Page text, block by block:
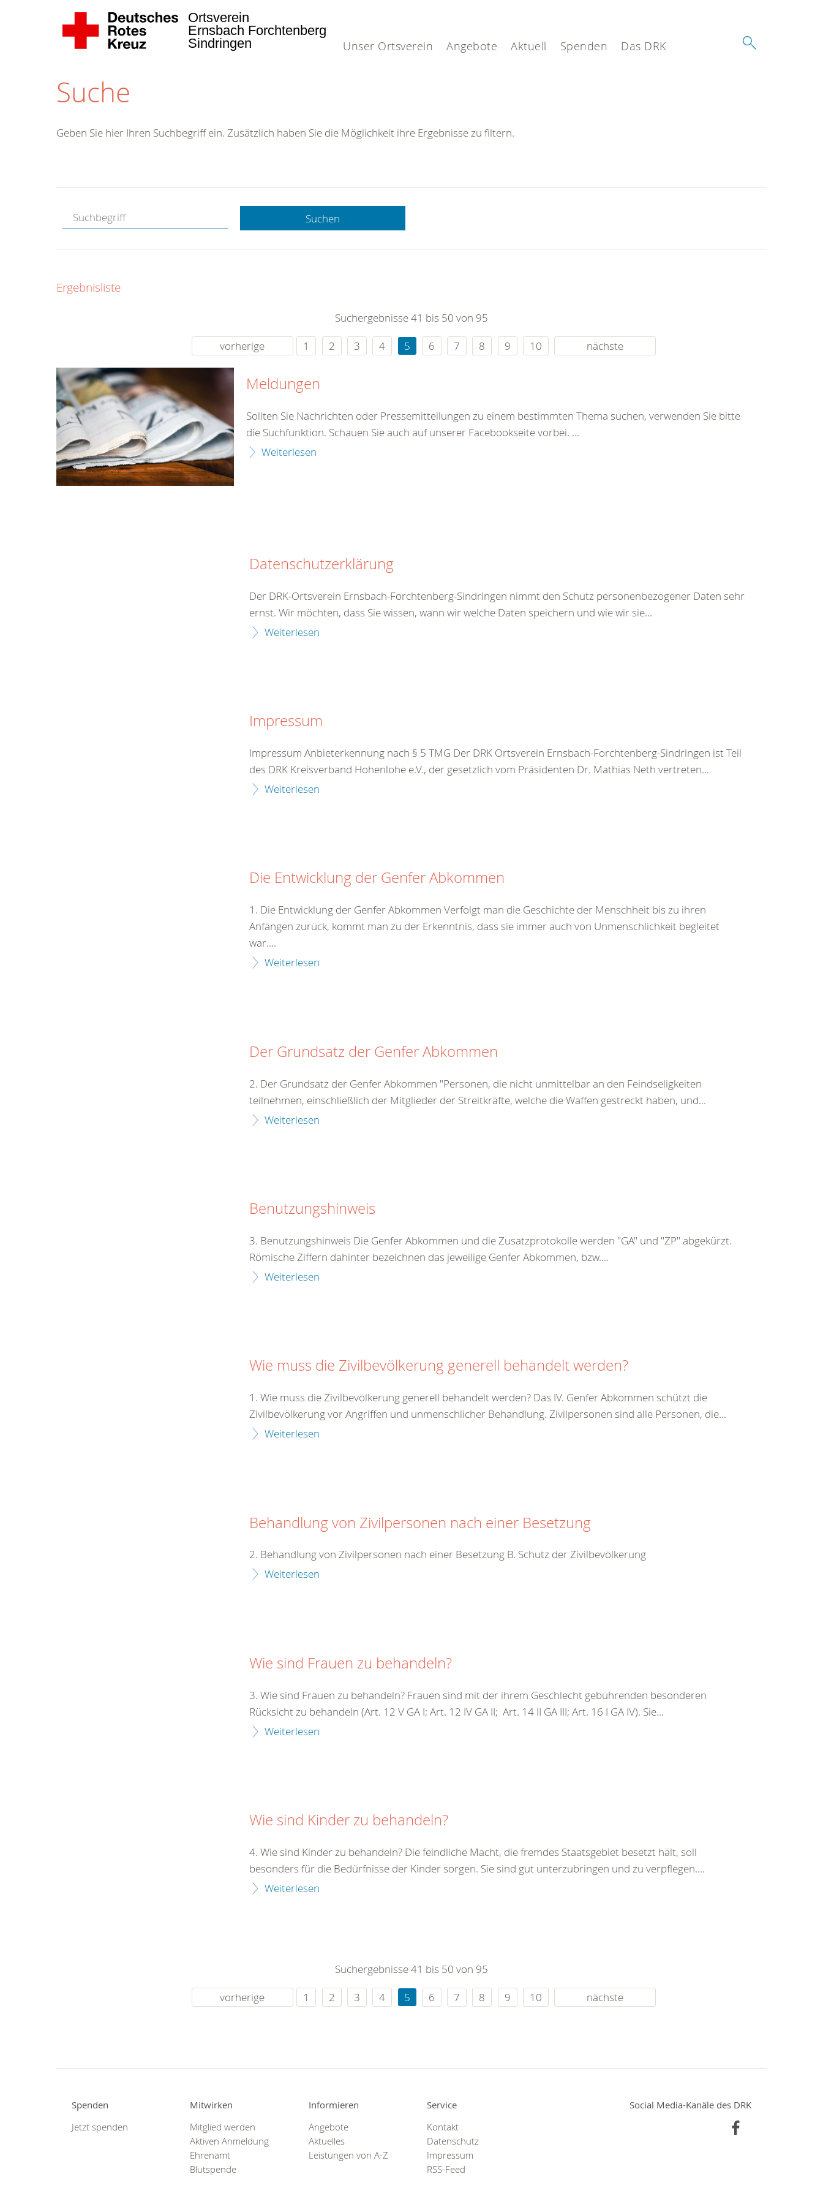
Unser Ortsverein Angebote Aktuell Spenden Das DRK
Ortsverein
Ernsbach Forchtenberg
Sindringen
Suche
Hotline.
gerne.
rund um die Uhr
Geben Sie hier Ihren Suchbegriff ein. Zusätzlich haben Sie die Möglichkeit ihre Ergebnisse zu filtern.
Suchen
Ergebnisliste
Suchergebnisse 41 bis 50 von 95
vorherige
1 2 3 4 5 6 7 8 9 10 nächste
Meldungen
Sollten Sie Nachrichten oder Pressemitteilungen zu einem bestimmten Thema suchen, verwenden Sie bitte
die Suchfunktion. Schauen Sie auch auf unserer Facebookseite vorbei. ...
Weiterlesen
Datenschutzerklärung
Der DRK-Ortsverein Ernsbach-Forchtenberg-Sindringen nimmt den Schutz personenbezogener Daten sehr
ernst. Wir möchten, dass Sie wissen, wann wir welche Daten speichern und wie wir sie...
Weiterlesen
Impressum
Impressum Anbieterkennung nach § 5 TMG Der DRK Ortsverein Ernsbach-Forchtenberg-Sindringen ist Teil
des DRK Kreisverband Hohenlohe e.V., der gesetzlich vom Präsidenten Dr. Mathias Neth vertreten...
Weiterlesen
Die Entwicklung der Genfer Abkommen
1. Die Entwicklung der Genfer Abkommen Verfolgt man die Geschichte der Menschheit bis zu ihren
Anfängen zurück, kommt man zu der Erkenntnis, dass sie immer auch von Unmenschlichkeit begleitet
war....
Weiterlesen
Der Grundsatz der Genfer Abkommen
2. Der Grundsatz der Genfer Abkommen "Personen, die nicht unmittelbar an den Feindseligkeiten
teilnehmen, einschließlich der Mitglieder der Streitkräfte, welche die Waffen gestreckt haben, und...
Weiterlesen
Benutzungshinweis
3. Benutzungshinweis Die Genfer Abkommen und die Zusatzprotokolle werden "GA" und "ZP" abgekürzt.
Römische Ziffern dahinter bezeichnen das jeweilige Genfer Abkommen, bzw....
Weiterlesen
Wie muss die Zivilbevölkerung generell behandelt werden?
1. Wie muss die Zivilbevölkerung generell behandelt werden? Das IV. Genfer Abkommen schützt die
Zivilbevölkerung vor Angriffen und unmenschlicher Behandlung. Zivilpersonen sind alle Personen, die...
Weiterlesen
Behandlung von Zivilpersonen nach einer Besetzung
2. Behandlung von Zivilpersonen nach einer Besetzung B. Schutz der Zivilbevölkerung
Weiterlesen
Wie sind Frauen zu behandeln?
3. Wie sind Frauen zu behandeln? Frauen sind mit der ihrem Geschlecht gebührenden besonderen
Rücksicht zu behandeln (Art. 12 V GA I; Art. 12 IV GA II; Art. 14 II GA III; Art. 16 I GA IV). Sie...
Weiterlesen
Wie sind Kinder zu behandeln?
4. Wie sind Kinder zu behandeln? Die feindliche Macht, die fremdes Staatsgebiet besetzt hält, soll
besonders für die Bedürfnisse der Kinder sorgen. Sie sind gut unterzubringen und zu verpflegen....
Weiterlesen
Suchergebnisse 41 bis 50 von 95
vorherige
1 2 3 4 5 6 7 8 9 10 nächste
Spenden
Jetzt spenden
Mitwirken
Mitglied werden
Aktiven Anmeldung
Ehrenamt
Blutspende
Informieren
Angebote
Aktuelles
Leistungen von A-Z
Service
Kontakt
Datenschutz
Impressum
RSS-Feed
Social Media-Kanäle des DRK